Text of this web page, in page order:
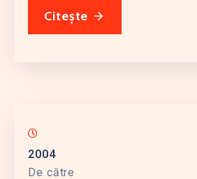
Citește
2004
De către